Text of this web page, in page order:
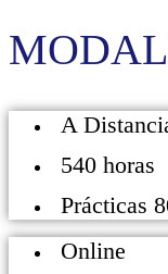
A
540 horas
Prácticas
Online